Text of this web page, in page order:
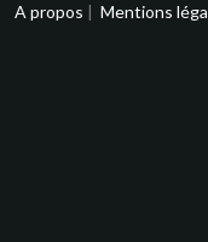
A propos | Mentions